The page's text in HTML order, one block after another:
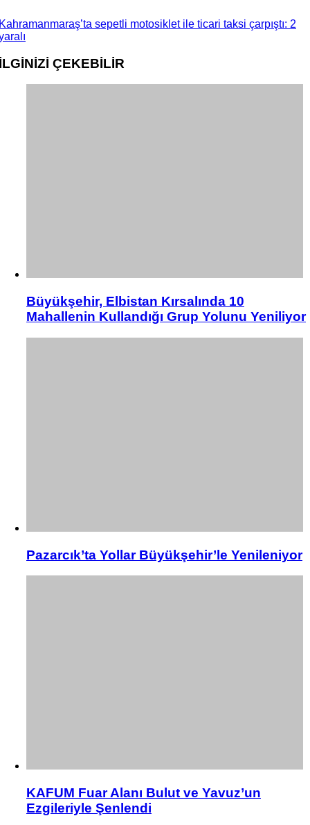
sepetli motosiklet ile ticari taksi çarpıştı: 2
ÇEKEBİLİR
Büyükşehir, Elbistan Kırsalında 10
Mahallenin Kullandığı Grup Yolunu Yeniliyor
Pazarcık’ta Yollar Büyükşehir’le Yenileniyor
KAFUM Fuar Alanı Bulut ve Yavuz’un
Ezgileriyle Şenlendi